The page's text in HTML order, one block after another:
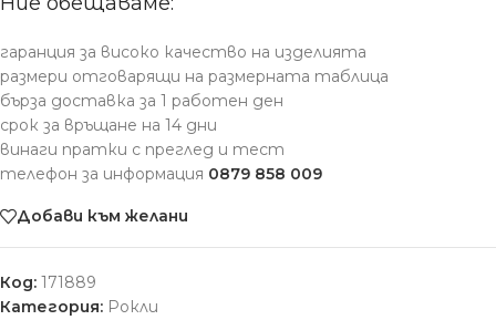
гаранция за високо качество на изделията
размери отговарящи на размерната таблица
бърза доставка за 1 работен ден
срок за връщане на 14 дни
винаги пратки с преглед и тест
телефон за информация 0879 858 009
Добави към желани
Код: 171889
Категория: Рокли